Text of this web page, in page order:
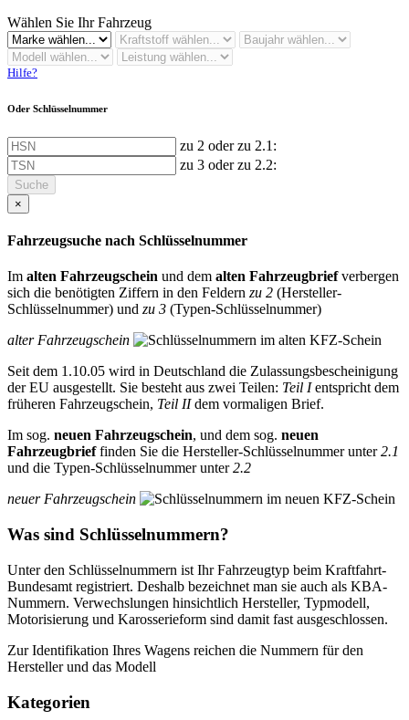
Wählen Sie Ihr Fahrzeug
Hilfe?
Oder Schlüsselnummer
zu 2 oder zu 2.1:
zu 3 oder zu 2.2:
Suche
×
Fahrzeugsuche nach Schlüsselnummer
Im alten Fahrzeugschein und dem alten Fahrzeugbriefverbergen
sich die benötigten Ziffern in den Feldern zu 2 (Hersteller-
Schlüsselnummer) und zu 3 (Typen-Schlüsselnummer)
alter Fahrzeugschein
Seit dem 1.10.05 wird in Deutschland die Zulassungsbescheinigung
der EU ausgestellt. Sie besteht aus zwei Teilen: Teil Ientspricht dem
früheren Fahrzeugschein, Teil IIdem vormaligen Brief.
Im sog. neuen Fahrzeugschein, und dem sog. neuen
Fahrzeugbrieffinden Sie die Hersteller-Schlüsselnummer unter2.1
und die Typen-Schlüsselnummer unter2.2
neuer Fahrzeugschein
Was sind Schlüsselnummern?
Unter den Schlüsselnummern ist Ihr Fahrzeugtyp beim Kraftfahrt-
Bundesamt registriert. Deshalb bezeichnet man sie auch als KBA-
Nummern. Verwechslungen hinsichtlich Hersteller, Typmodell,
Motorisierung und Karosserieform sind damit fast ausgeschlossen.
Zur Identifikation Ihres Wagens reichen die Nummern für den
Hersteller und das Modell
Kategorien